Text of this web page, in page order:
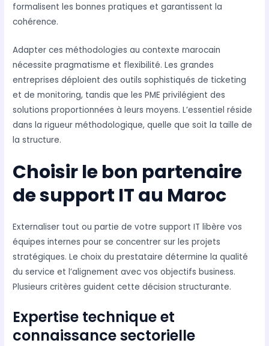
formalisent les bonnes pratiques et garantissent la
cohérence.
Adapter ces méthodologies au contexte marocain
nécessite pragmatisme et flexibilité. Les grandes
entreprises déploient des outils sophistiqués de ticketing
et de monitoring, tandis que les PME privilégient des
solutions proportionnées à leurs moyens. L’essentiel réside
dans la rigueur méthodologique, quelle que soit la taille de
la structure.
Choisir le bon partenaire
de support IT au Maroc
Externaliser tout ou partie de votre support IT libère vos
équipes internes pour se concentrer sur les projets
stratégiques. Le choix du prestataire détermine la qualité
du service et l’alignement avec vos objectifs business.
Plusieurs critères guident cette décision structurante.
Expertise technique et
connaissance sectorielle